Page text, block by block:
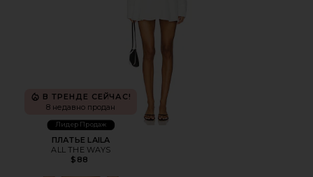
В ТРЕНДЕ СЕЙЧАС!
8 недавно продан
Лидер Продаж
ПЛАТЬЕ LAILA
ALL THE WAYS
$88